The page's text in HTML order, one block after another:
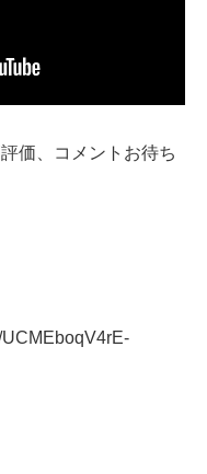
価、コメントお待ち